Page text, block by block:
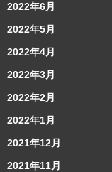
2022年6月
2022年5月
2022年4月
2022年3月
2022年2月
2022年1月
2021年12月
2021年11月